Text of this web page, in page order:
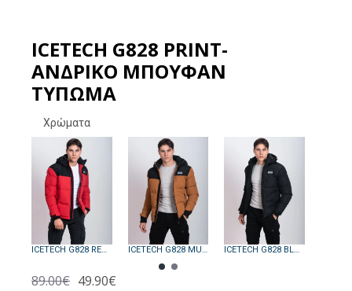
ICETECH G828 PRINT-
ΑΝΔΡΙΚΟ ΜΠΟΥΦΑΝ
ΤΥΠΩΜΑ
Χρώματα
ICETECH G828 RED - ΑΝΡΙΚΟ ΤΖΑΚΕΤ ΚΟΚΚΙΝΟ ICETECH G828 MUSTARD - ΑΝΔΡΙΚΟ ΜΠΟΥΦΑΝ ΜΟΥΣΤΑΡΔΙ ICETECH G828 BLACK - ΑΝΔΡΙΚΟ ΜΠΟΥΦΑΝ ΜΑΥΡΟ
49.90€
89.00€